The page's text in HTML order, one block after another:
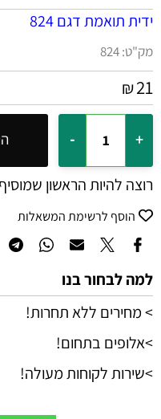
ידית תואמת דגם 824
מק"ט:824
₪21
רוצה להיות הראשון
הוסף לרשימת המשאלות
למה לבחור בנו
> מחירים ללא תחרות!
>אלופים בתחום!
>שירות לקוחות מעולה!